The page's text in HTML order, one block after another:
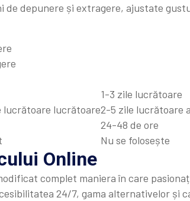
de depunere și extragere, ajustate
1-3 zile lucrătoare
lucrătoare lucrătoare2-5 zile lucrătoare
24-48 de ore
Nu se folosește
Online
complet maniera în care
24/7, gama alternativelor și